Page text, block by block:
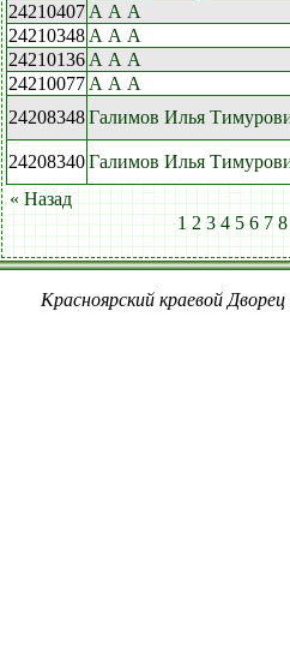
24210407 А А А
24210348 А А А
24210136 А А А
24210077 А А А
24208348Галимов Илья
24208340Галимов Илья
« Назад
1 2 3 4 5 6 7 8
Красноярский краевой